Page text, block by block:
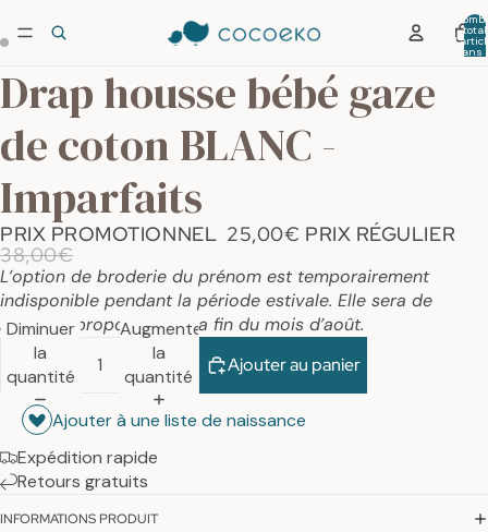
total
dans
Drap housse bébé gaze
de coton BLANC -
Imparfaits
PRIX PROMOTIONNEL 25,00€ PRIX RÉGULIER
38,00€
L’option de broderie du prénom est temporairement
indisponible pendant la période estivale. Elle sera de
nouveau proposée dès la fin du mois d’août.
Diminuer
la
quantité
Augmenter
la
quantité
Ajouter au panier
Ajouter à une liste de naissance
Expédition rapide
Retours gratuits
INFORMATIONS PRODUIT